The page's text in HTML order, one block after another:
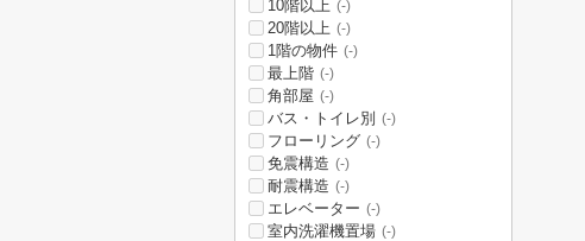
10階以上 (-)
20階以上 (-)
1階の物件 (-)
最上階 (-)
角部屋 (-)
バス・トイレ別 (-)
フローリング (-)
免震構造 (-)
耐震構造 (-)
エレベーター (-)
室内洗濯機置場 (-)